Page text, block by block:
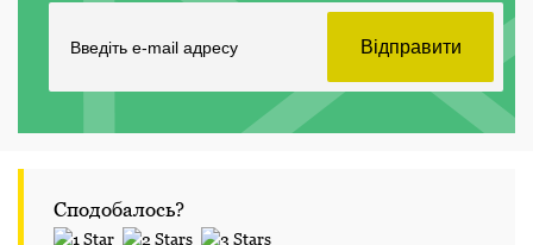
Сподобалось?